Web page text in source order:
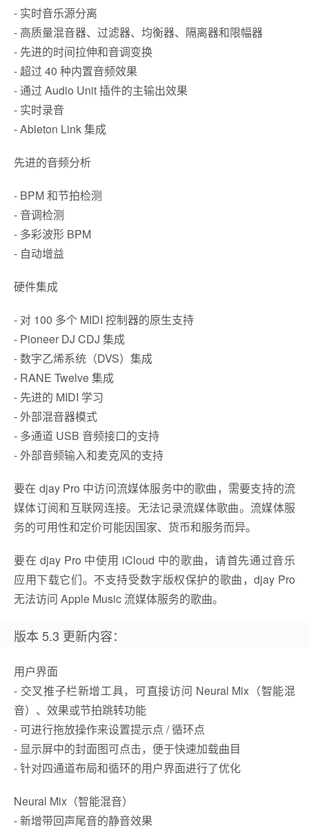
- 实时音乐源分离
- 高质量混音器、过滤器、均衡器、隔离器和限幅器
- 先进的时间拉伸和音调变换
- 超过 40 种内置音频效果
- 通过 Audio Unit 插件的主输出效果
- 实时录音
- Ableton Link 集成
先进的音频分析
- BPM 和节拍检测
- 音调检测
- 多彩波形 BPM
- 自动增益
硬件集成
- 对 100 多个 MIDI 控制器的原生支持
- Pioneer DJ CDJ 集成
- 数字乙烯系统（DVS）集成
- RANE Twelve 集成
- 先进的 MIDI 学习
- 外部混音器模式
- 多通道 USB 音频接口的支持
- 外部音频输入和麦克风的支持
要在 djay Pro 中访问流媒体服务中的歌曲，需要支持的流
媒体订阅和互联网连接。无法记录流媒体歌曲。流媒体服
务的可用性和定价可能因国家、货币和服务而异。
要在 djay Pro 中使用 iCloud 中的歌曲，请首先通过音乐
应用下载它们。不支持受数字版权保护的歌曲，djay Pro
无法访问 Apple Music 流媒体服务的歌曲。
版本 5.3 更新内容：
用户界面
- 交叉推子栏新增工具，可直接访问 Neural Mix（智能混
音）、效果或节拍跳转功能
- 可进行拖放操作来设置提示点 / 循环点
- 显示屏中的封面图可点击，便于快速加载曲目
- 针对四通道布局和循环的用户界面进行了优化
Neural Mix（智能混音）
- 新增带回声尾音的静音效果